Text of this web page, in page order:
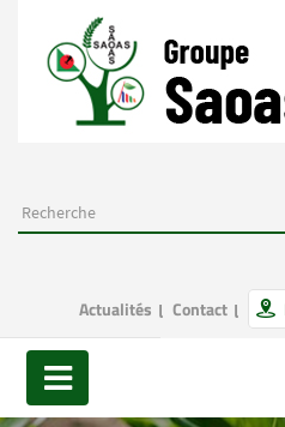
Actualités Contact